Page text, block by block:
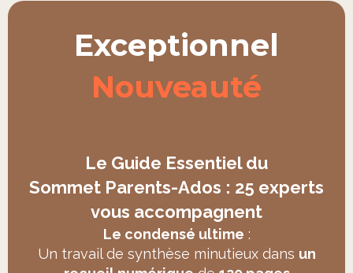
Exceptionnel
Nouveauté
Le Guide Essentiel du
Sommet Parents-Ados : 25 experts
vous accompagnent
Le condensé ultime :
Un travail de synthèse minutieux dans un